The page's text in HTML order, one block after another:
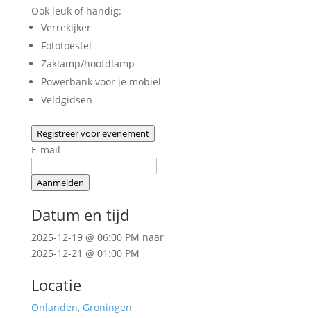
Ook leuk of handig:
Verrekijker
Fototoestel
Zaklamp/hoofdlamp
Powerbank voor je mobiel
Veldgidsen
Registreer voor evenement
E-mail
Aanmelden
Datum en tijd
2025-12-19 @ 06:00 PM naar
2025-12-21 @ 01:00 PM
Locatie
Onlanden, Groningen